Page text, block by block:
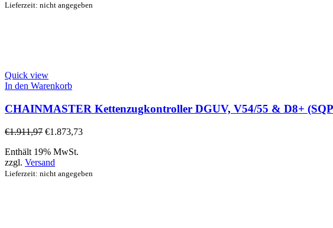
Lieferzeit: nicht angegeben
Quick view
In den Warenkorb
CHAINMASTER Kettenzugkontroller DGUV, V54/55 & D8+
€1.911,97 €1.873,73
Enthält 19% MwSt.
zzgl. Versand
Lieferzeit: nicht angegeben